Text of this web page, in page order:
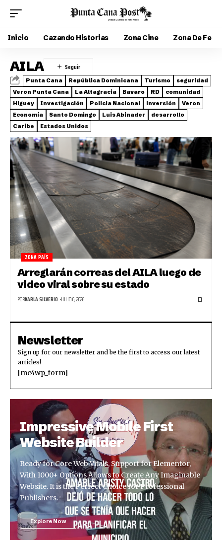
Inicio Cazando Historias Zona Cine Zona De Fe
AILA
Punta Cana República Dominicana Turismo
seguridad
Veron Punta Cana
La Altagracia Bavaro RD
comunidad
Higuey
Investigación Policia Nacional inversión
Veron
Economía
Santo Domingo Luis Abinader
desarrollo
Caribe
Estados Unidos
ZONA PAÍS
Arreglarán correas del AILA luego de
video viral sobre su estado
PORKARLA SILVERIO JULIO 6, 2026
Newsletter
Sign up for our newsletter and be the first to access our latest
articles!
[mc4wp_form]
Impressive Mobile First
Website Builder
Ready for Core Web Vitals, Support for Elementor,
With 1000+ Options Allows to Create Any Imaginable
Website. It is the Perfect Choice for Professional
Publishers.
Explore Now